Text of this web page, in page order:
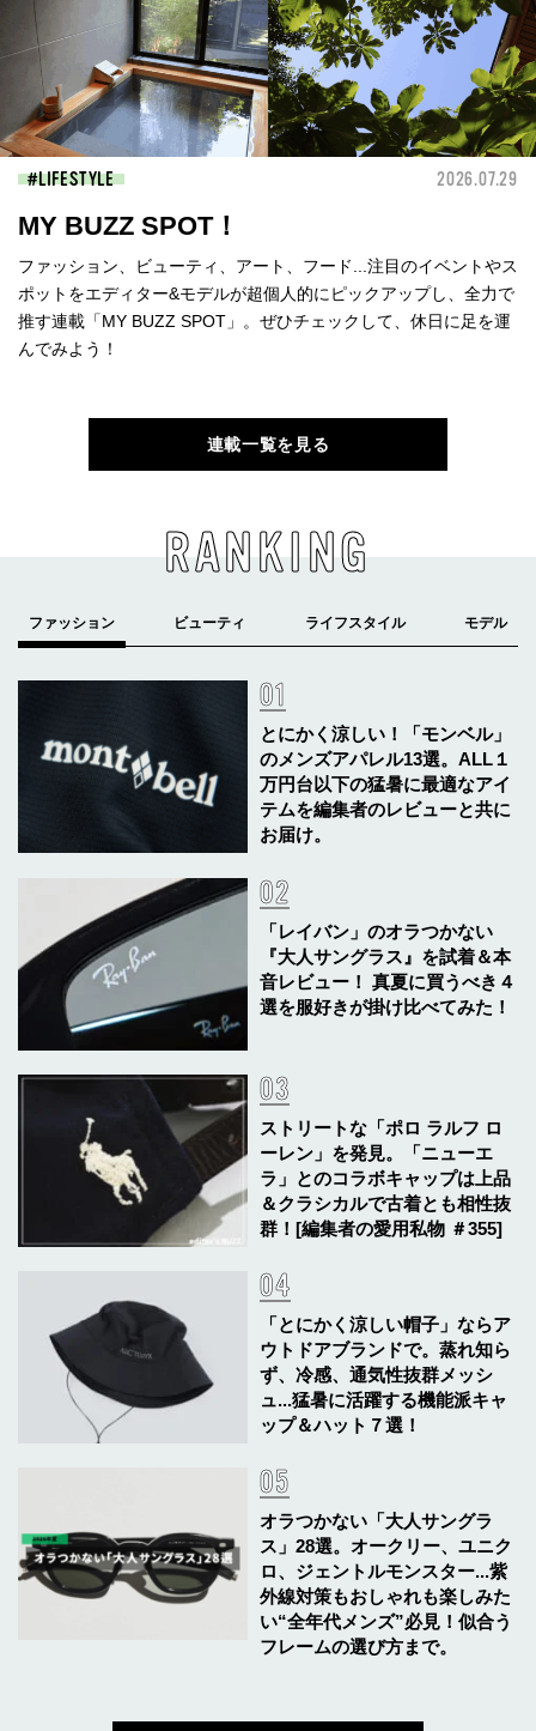
LIFESTYLE 2026.07.29
MY BUZZ SPOT！
ファッション、ビューティ、アート、フード...注目のイベントやス
ポットをエディター&モデルが超個人的にピックアップし、全力で
推す連載「MY BUZZ SPOT」。ぜひチェックして、休日に足を運
んでみよう！
連載一覧を見る
RANKING
とにかく涼しい！「モンベル」
のメンズアパレル13選。ALL１
万円台以下の猛暑に最適なアイ
テムを編集者のレビューと共に
お届け。
「レイバン」のオラつかない
『大人サングラス』を試着＆本
音レビュー！ 真夏に買うべき４
選を服好きが掛け比べてみた！
ストリートな「ポロ ラルフ ロ
ーレン」を発見。「ニューエ
ラ」とのコラボキャップは上品
＆クラシカルで古着とも相性抜
群！[編集者の愛用私物 ＃355]
「とにかく涼しい帽子」ならア
ウトドアブランドで。蒸れ知ら
ず、冷感、通気性抜群メッシ
ュ...猛暑に活躍する機能派キャ
ップ＆ハット７選！
オラつかない「大人サングラ
ス」28選。オークリー、ユニク
ロ、ジェントルモンスター...紫
外線対策もおしゃれも楽しみた
い“全年代メンズ”必見！似合う
フレームの選び方まで。